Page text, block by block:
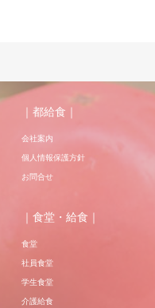
｜都給食｜
会社案内
個人情報保護方針
お問合せ
｜食堂・給食｜
食堂
社員食堂
学生食堂
介護給食